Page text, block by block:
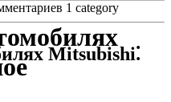
1 category
Mitsubishi⁚